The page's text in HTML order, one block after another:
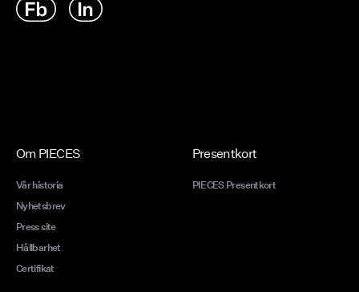
Om PIECES
Vår historia
Nyhetsbrev
Press site
Hållbarhet
Certifikat
Presentkort
PIECES Presentkort